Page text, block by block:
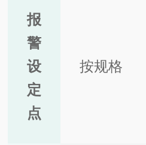
报
警
设
定
点
按规格